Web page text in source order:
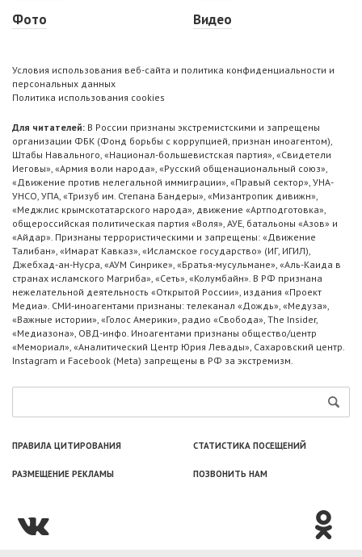
Фото
Видео
Условия использования веб-сайта и политика конфиденциальности и
персональных данных
Политика использования cookies
Для читателей: В России признаны экстремистскими и запрещены
организации ФБК (Фонд борьбы с коррупцией, признан иноагентом),
Штабы Навального, «Национал-большевистская партия», «Свидетели
Иеговы», «Армия воли народа», «Русский общенациональный союз»,
«Движение против нелегальной иммиграции», «Правый сектор», УНА-
УНСО, УПА, «Тризуб им. Степана Бандеры», «Мизантропик дивижн»,
«Меджлис крымскотатарского народа», движение «Артподготовка»,
общероссийская политическая партия «Воля», АУЕ, батальоны «Азов» и
«Айдар». Признаны террористическими и запрещены: «Движение
Талибан», «Имарат Кавказ», «Исламское государство» (ИГ, ИГИЛ),
Джебхад-ан-Нусра, «АУМ Синрике», «Братья-мусульмане», «Аль-Каида в
странах исламского Магриба», «Сеть», «Колумбайн». В РФ признана
нежелательной деятельность «Открытой России», издания «Проект
Медиа». СМИ-иноагентами признаны: телеканал «Дождь», «Медуза»,
«Важные истории», «Голос Америки», радио «Свобода», The Insider,
«Медиазона», ОВД-инфо. Иноагентами признаны общество/центр
«Мемориал», «Аналитический Центр Юрия Левады», Сахаровский центр.
Instagram и Facebook (Metа) запрещены в РФ за экстремизм.
ПРАВИЛА ЦИТИРОВАНИЯ СТАТИСТИКА ПОСЕЩЕНИЙ
РАЗМЕЩЕНИЕ РЕКЛАМЫ ПОЗВОНИТЬ НАМ